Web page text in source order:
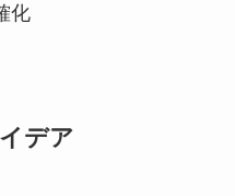
化
デア